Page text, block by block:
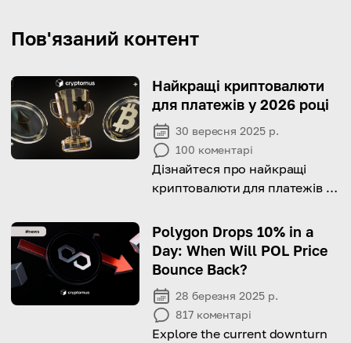
Пов'язаний контент
Найкращі криптовалюти
для платежів у 2026 році
30 вересня 2025 р.
100 коментарі
Дізнайтеся про найкращі
криптовалюти для платежів з
Polygon Drops 10% in a
Day: When Will POL Price
Bounce Back?
28 березня 2025 р.
817 коментарі
Explore the current downturn